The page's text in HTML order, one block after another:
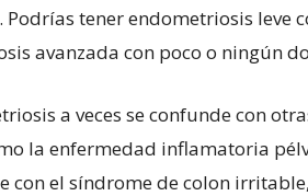
Podrías tener endometriosis leve
avanzada con poco o ningún
a veces se confunde con
la enfermedad inflamatoria
con el síndrome de colon